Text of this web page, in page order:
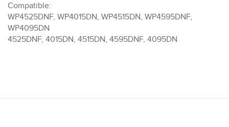
Compatible:
WP4525DNF, WP4015DN, WP4515DN, WP4595DNF,
WP4095DN
4525DNF, 4015DN, 4515DN, 4595DNF, 4095DN